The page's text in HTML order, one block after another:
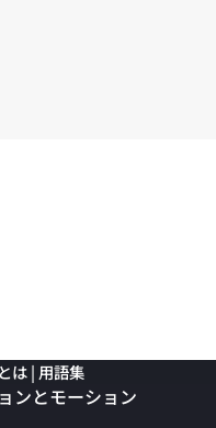
は | 用語集
ンとモーション